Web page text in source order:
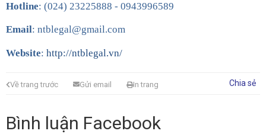
Hotline: (024) 23225888 - 0943996589
Email: ntblegal@gmail.com
Website: http://ntblegal.vn/
Về trang trước Gửi email In trang Chia sẻ
Bình luận Facebook